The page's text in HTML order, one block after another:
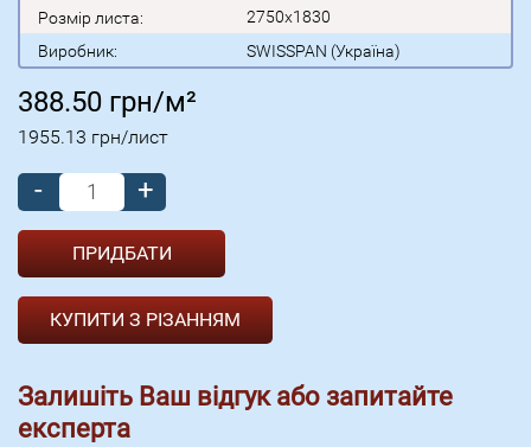
Розмір листа:
2750x1830
Виробник:
SWISSPAN (Україна)
388.50 грн/м²
1955.13 грн/лист
- +
КУПИТИ З РІЗАННЯМ
Залишіть Ваш відгук або запитайте
експерта